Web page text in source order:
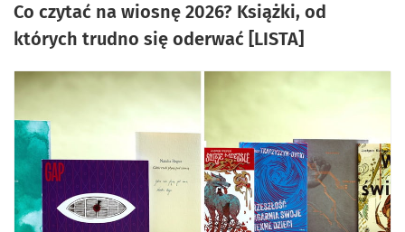
Co czytać na wiosnę 2026? Książki, od
których trudno się oderwać [LISTA]